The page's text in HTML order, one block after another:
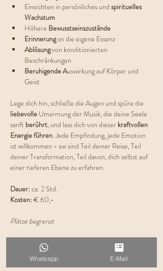
Einsichten in persönliches und spirituelles
Wachstum
Höhere Bewusstseinszustände
Erinnerung an die eigene Essenz
Ablösung von konditionierten
Beschränkungen
Beruhigende Auswirkung auf Körper und
Geist
Lege dich hin, schließe die Augen und spüre die
liebevolle Umarmung der Musik, die deine Seele
sanft berührt, und lass dich von dieser kraftvollen
Energie führen. Jede Empfindung, jede Emotion
ist willkommen - sie sind Teil deiner Reise, Teil
deiner Transformation, Teil davon, dich selbst auf
einer tieferen Ebene zu erfahren.
Dauer: ca. 2 Std.
Kosten: € 60,-
Plätze begrenzt
Ich freue mich auf dich!
Deine Evelyn
Whatsapp E-Mail